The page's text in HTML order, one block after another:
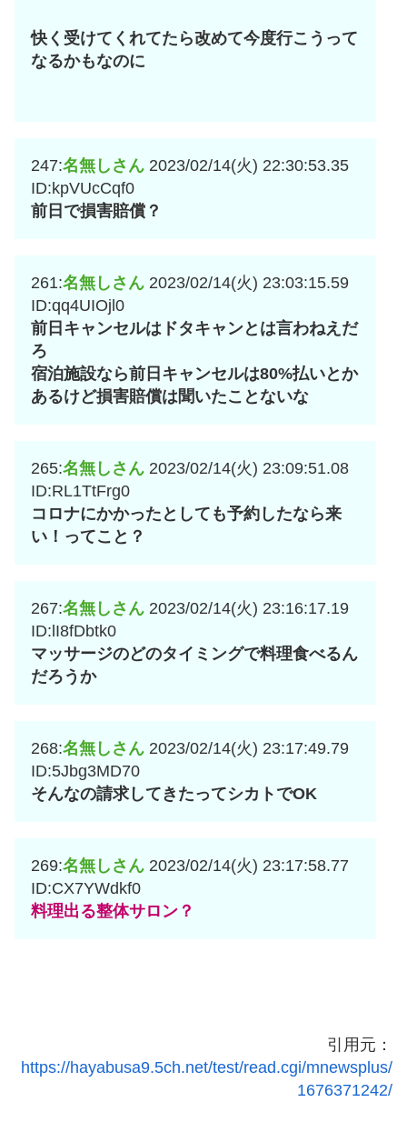
快く受けてくれてたら改めて今度行こうって
なるかもなのに
247:名無しさん 2023/02/14(火) 22:30:53.35
ID:kpVUcCqf0
前日で損害賠償？
261:名無しさん 2023/02/14(火) 23:03:15.59
ID:qq4UIOjl0
前日キャンセルはドタキャンとは言わねえだ
ろ
宿泊施設なら前日キャンセルは80%払いとか
あるけど損害賠償は聞いたことないな
265:名無しさん 2023/02/14(火) 23:09:51.08
ID:RL1TtFrg0
コロナにかかったとしても予約したなら来
い！ってこと？
267:名無しさん 2023/02/14(火) 23:16:17.19
ID:lI8fDbtk0
マッサージのどのタイミングで料理食べるん
だろうか
268:名無しさん 2023/02/14(火) 23:17:49.79
ID:5Jbg3MD70
そんなの請求してきたってシカトでOK
269:名無しさん 2023/02/14(火) 23:17:58.77
ID:CX7YWdkf0
料理出る整体サロン？
引用元：
https://hayabusa9.5ch.net/test/read.cgi/mnewsplus/
1676371242/